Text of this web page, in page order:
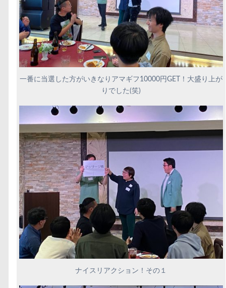
一番に当選した方がいきなりアマギフ10000円GET！大盛り上が
りでした(笑)
ナイスリアクション！その１